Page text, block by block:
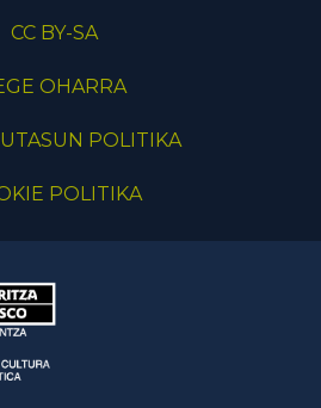
CC BY-SA
OHARRA
POLITIKA
POLITIKA